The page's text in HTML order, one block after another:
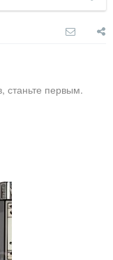
станьте первым.